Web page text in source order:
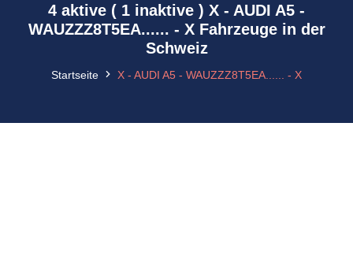
4 aktive ( 1 inaktive ) X - AUDI A5 -
WAUZZZ8T5EA...... - X Fahrzeuge in der
Schweiz
Startseite X - AUDI A5 - WAUZZZ8T5EA...... - X